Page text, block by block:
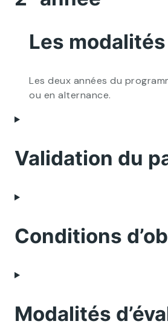
Les
Les deux années du
ou en alternance.
Validation du
Conditions
Modalités